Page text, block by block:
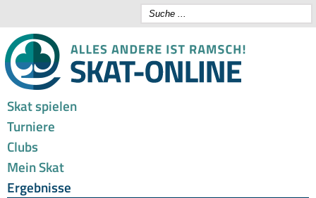
Skat spielen
Turniere
Clubs
Mein Skat
Ergebnisse